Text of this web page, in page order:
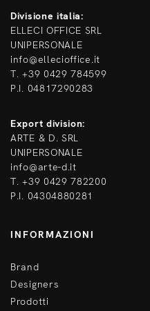
Divisione italia:
ELLECI OFFICE SRL
UNIPERSONALE
info@ellecioffice.it
T. +39 0429 784599
P.I. 04817290283
Export division:
ARTE & D. SRL
UNIPERSONALE
info@arte-d.it
T. +39 0429 782200
P.I. 04304880281
INFORMAZIONI
Brand
Designers
Prodotti